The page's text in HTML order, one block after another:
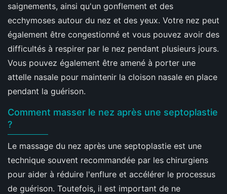
saignements, ainsi qu'un gonflement et des
ecchymoses autour du nez et des yeux. Votre nez peut
également être congestionné et vous pouvez avoir des
difficultés à respirer par le nez pendant plusieurs jours.
Vous pouvez également être amené à porter une
attelle nasale pour maintenir la cloison nasale en place
pendant la guérison.
Comment masser le nez après une septoplastie
?
Le massage du nez après une septoplastie est une
technique souvent recommandée par les chirurgiens
pour aider à réduire l'enflure et accélérer le processus
de guérison. Toutefois, il est important de ne